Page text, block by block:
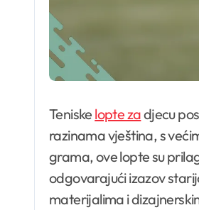
Teniske lopte zadjecu
razinama vještina, s
grama, ove lopte su
odgovarajući izazov
materijalima i